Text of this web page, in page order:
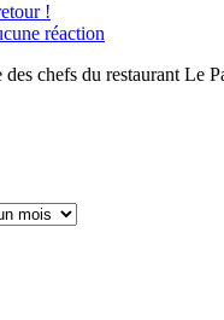
!
réaction
des chefs du restaurant